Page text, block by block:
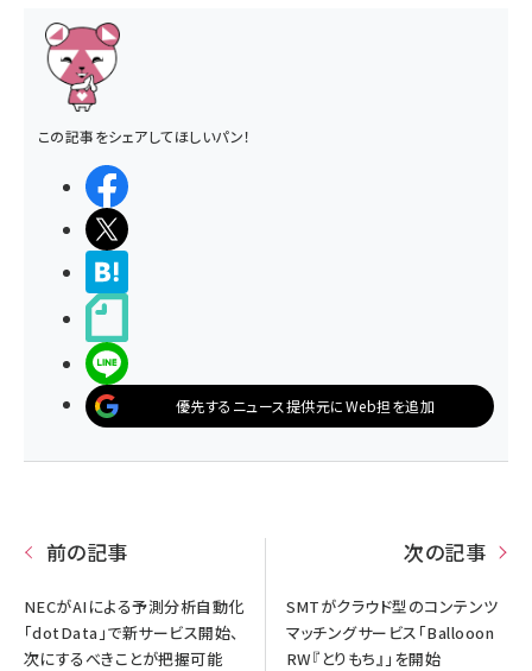
この記事をシェアしてほしいパン！
優先するニュース提供元にWeb担を追加
前の記事
NECがAIによる予測分析自動化
「dotData」で新サービス開始、
次にするべきことが把握可能
次の記事
SMTがクラウド型のコンテンツ
マッチングサービス「Ballooon
RW『とりもち』」を開始